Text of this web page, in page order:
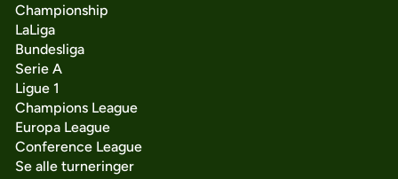
Championship
LaLiga
Bundesliga
Serie A
Ligue 1
Champions League
Europa League
Conference League
Se alle turneringer